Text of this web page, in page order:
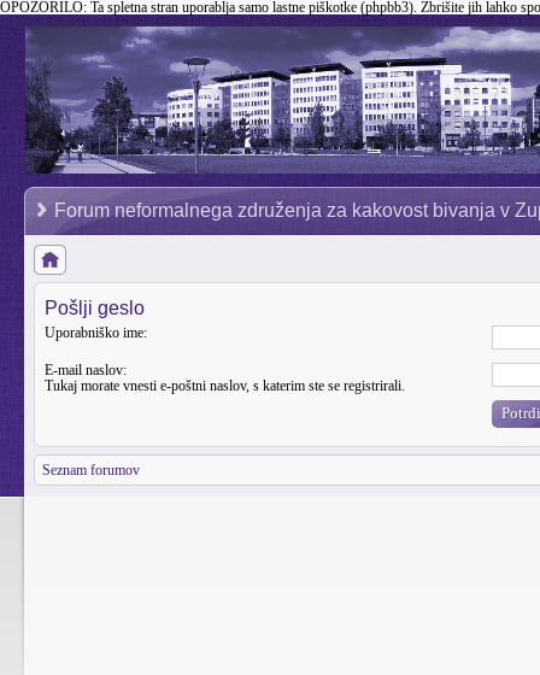
OPOZORILO: Ta spletna stran uporablja samo lastne piškotke (phpbb3). Zbrišite jih lahko
Forum neformalnega združenja za kakovost bivanja v
Pošlji geslo
Uporabniško ime:
E-mail naslov:
Tukaj morate vnesti e-poštni naslov, s katerim ste se registrirali.
Seznam forumov